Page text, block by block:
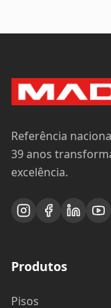
Referência
39 anos
excelência.
Produtos
Pisos